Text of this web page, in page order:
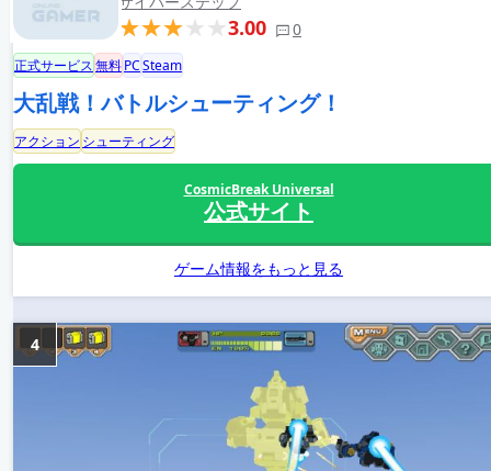
3.00 0
正式サービス無料PCSteam
大乱戦！バトルシューティング！
アクション シューティング
CosmicBreak Universal
公式サイト
ゲーム情報をもっと見る
4